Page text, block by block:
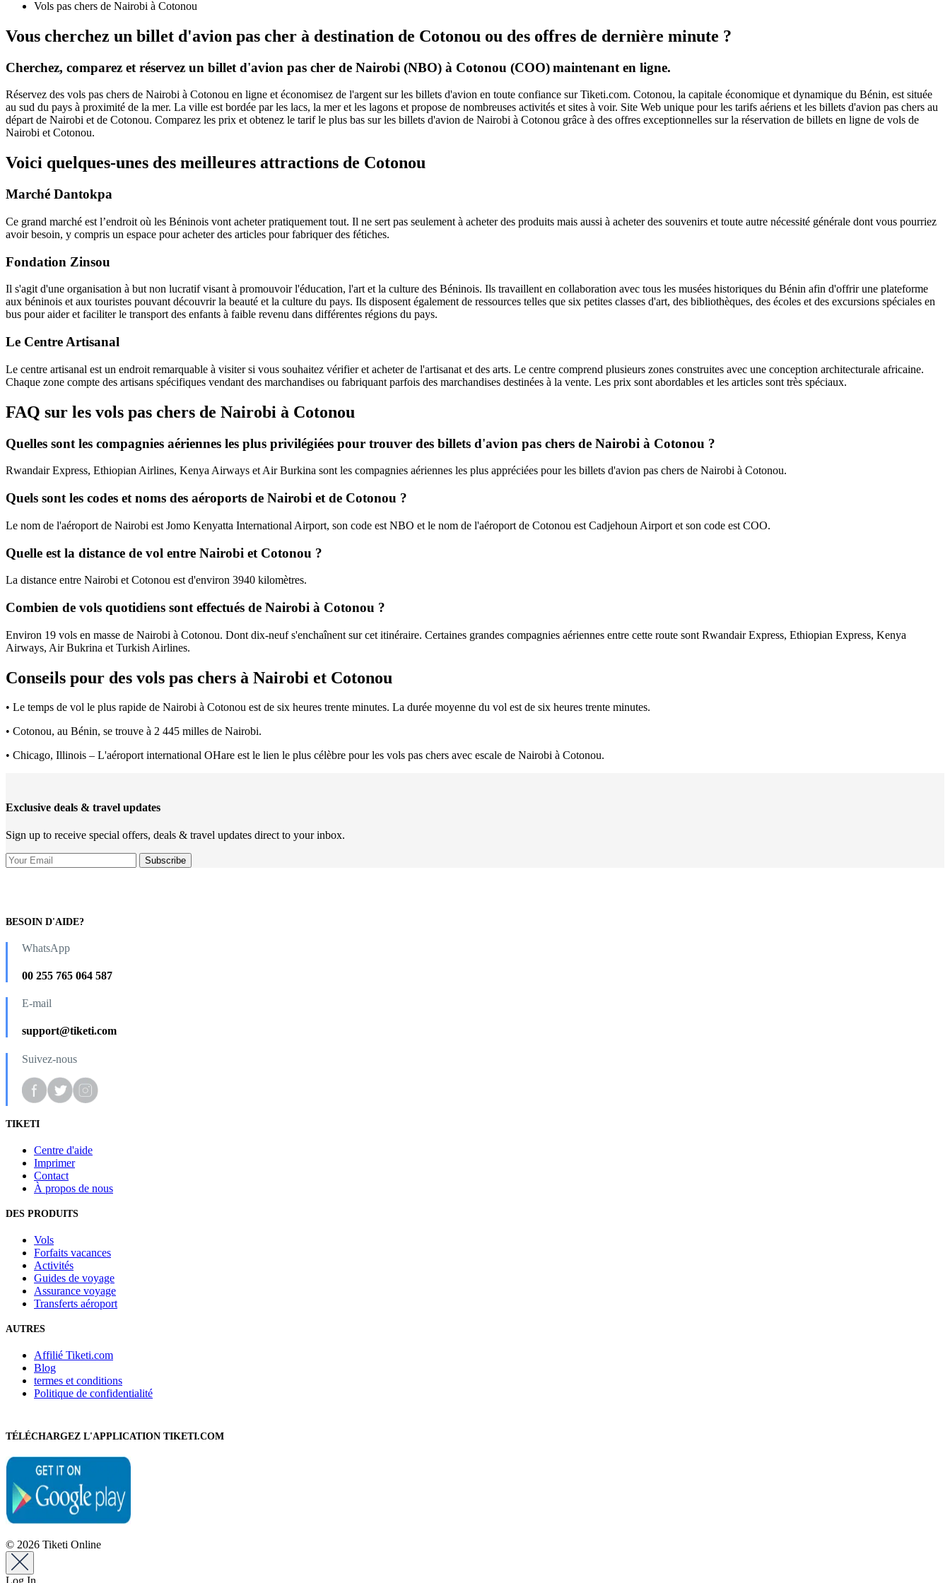
Vols pas chers de Nairobi à Cotonou
Vous cherchez un billet d'avion pas cher à destination de Cotonou ou des offres de dernière minute ?
Cherchez, comparez et réservez un billet d'avion pas cher de Nairobi (NBO) à Cotonou (COO)maintenant en ligne.
Réservez des vols pas chers de Nairobi à Cotonou en ligne et économisez de l'argent sur les billets d'avion en toute confiance sur Tiketi.com. Cotonou, la capitale économique et dynamique du Bénin, est située
au sud du pays à proximité de la mer. La ville est bordée par les lacs, la mer et les lagons et propose de nombreuses activités et sites à voir. Site Web unique pour les tarifs aériens et les billets d'avion pas chers au
départ de Nairobi et de Cotonou. Comparez les prix et obtenez le tarif le plus bas sur les billets d'avion de Nairobi à Cotonou grâce à des offres exceptionnelles sur la réservation de billets en ligne de vols de
Nairobi et Cotonou.
Voici quelques-unes des meilleures attractions de Cotonou
Marché Dantokpa
Ce grand marché est l’endroit où les Béninois vont acheter pratiquement tout. Il ne sert pas seulement à acheter des produits mais aussi à acheter des souvenirs et toute autre nécessité générale dont vous pourriez
avoir besoin, y compris un espace pour acheter des articles pour fabriquer des fétiches.
Fondation Zinsou
Il s'agit d'une organisation à but non lucratif visant à promouvoir l'éducation, l'art et la culture des Béninois. Ils travaillent en collaboration avec tous les musées historiques du Bénin afin d'offrir une plateforme
aux béninois et aux touristes pouvant découvrir la beauté et la culture du pays. Ils disposent également de ressources telles que six petites classes d'art, des bibliothèques, des écoles et des excursions spéciales en
bus pour aider et faciliter le transport des enfants à faible revenu dans différentes régions du pays.
Le Centre Artisanal
Le centre artisanal est un endroit remarquable à visiter si vous souhaitez vérifier et acheter de l'artisanat et des arts. Le centre comprend plusieurs zones construites avec une conception architecturale africaine.
Chaque zone compte des artisans spécifiques vendant des marchandises ou fabriquant parfois des marchandises destinées à la vente. Les prix sont abordables et les articles sont très spéciaux.
FAQ sur les vols pas chers de Nairobi à Cotonou
Quelles sont les compagnies aériennes les plus privilégiées pour trouver des billets d'avion pas chers de Nairobi à Cotonou ?
Rwandair Express, Ethiopian Airlines, Kenya Airways et Air Burkina sont les compagnies aériennes les plus appréciées pour les billets d'avion pas chers de Nairobi à Cotonou.
Quels sont les codes et noms des aéroports de Nairobi et de Cotonou ?
Le nom de l'aéroport de Nairobi est Jomo Kenyatta International Airport, son code est NBO et le nom de l'aéroport de Cotonou est Cadjehoun Airport et son code est COO.
Quelle est la distance de vol entre Nairobi et Cotonou ?
La distance entre Nairobi et Cotonou est d'environ 3940 kilomètres.
Combien de vols quotidiens sont effectués de Nairobi à Cotonou ?
Environ 19 vols en masse de Nairobi à Cotonou. Dont dix-neuf s'enchaînent sur cet itinéraire. Certaines grandes compagnies aériennes entre cette route sont Rwandair Express, Ethiopian Express, Kenya
Airways, Air Bukrina et Turkish Airlines.
Conseils pour des vols pas chers à Nairobi et Cotonou
• Le temps de vol le plus rapide de Nairobi à Cotonou est de six heures trente minutes. La durée moyenne du vol est de six heures trente minutes.
• Cotonou, au Bénin, se trouve à 2 445 milles de Nairobi.
• Chicago, Illinois – L'aéroport international OHare est le lien le plus célèbre pour les vols pas chers avec escale de Nairobi à Cotonou.
Exclusive deals & travel updates
Sign up to receive special offers, deals & travel updates direct to your inbox.
BESOIN D'AIDE?
WhatsApp
00 255 765 064 587
E-mail
support@tiketi.com
Suivez-nous
TIKETI
Centre d'aide
Imprimer
Contact
À propos de nous
DES PRODUITS
Vols
Forfaits vacances
Activités
Guides de voyage
Assurance voyage
Transferts aéroport
AUTRES
Affilié Tiketi.com
Blog
termes et conditions
Politique de confidentialité
TÉLÉCHARGEZ L'APPLICATION TIKETI.COM
© 2026 Tiketi Online